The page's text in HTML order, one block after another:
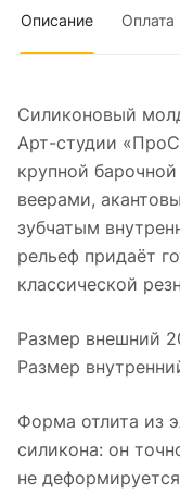
Описание Оплата
Силиконовый
Арт-студии
крупной
веерами,
зубчатым
рельеф придаёт
классической
Размер внешний
Размер
Форма отлита из
силикона: он
не